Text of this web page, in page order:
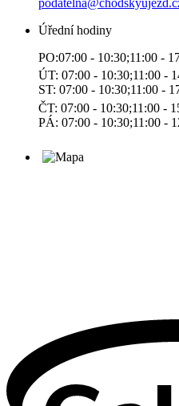
Úřední hodiny
PO:07:00 - 10:30;11:00 -
ÚT: 07:00 - 10:30;11:00 -
ST: 07:00 - 10:30;11:00 -
ČT: 07:00 - 10:30;11:00 -
PÁ: 07:00 - 10:30;11:00 -